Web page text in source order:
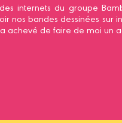
internets du groupe
nos bandes dessinées sur
achevé de faire de moi un